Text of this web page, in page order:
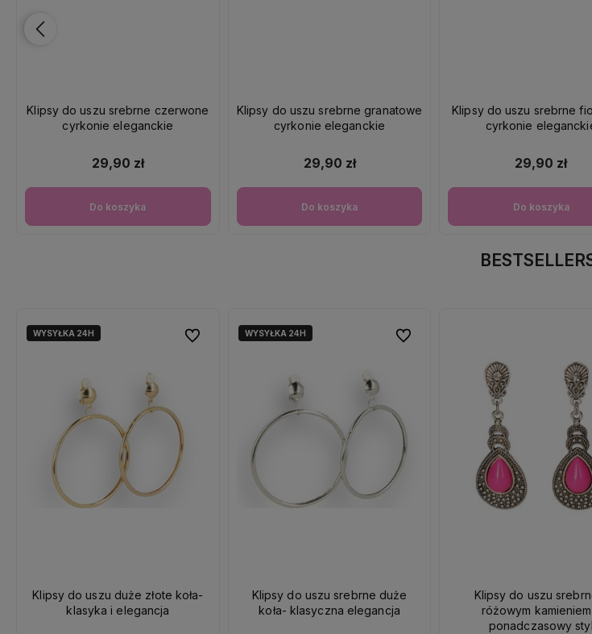
Klipsy do uszu srebrne czerwone
cyrkonie eleganckie
29,90 zł
Do koszyka
Klipsy do uszu srebrne granatowe
cyrkonie eleganckie
29,90 zł
Do koszyka
Klipsy do uszu srebrne
cyrkonie
29,90 zł
Do koszyka
WYSYŁKA 24H
Klipsy do uszu duże złote koła-
klasyka i elegancja
Do ulubionychWYSYŁKA 24H
Klipsy do uszu srebrne duże
koła- klasyczna elegancja
Do ulubionych
Klipsy do uszu
różowym
ponadczasowy styl